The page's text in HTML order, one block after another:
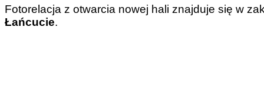
Fotorelacja z otwarcia nowej hali znajduje się w
Łańcucie.